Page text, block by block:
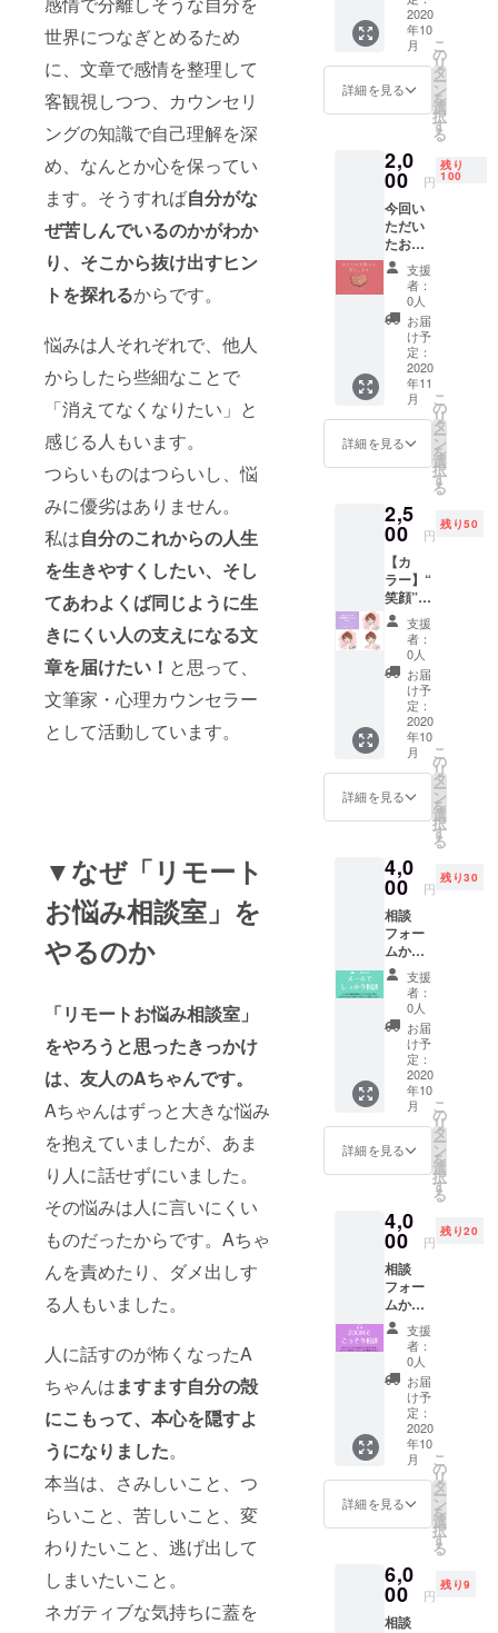
世界につなぎとめるため
に、文章で感情を整理して
客観視しつつ、カウンセリ
ングの知識で自己理解を深
め、なんとか心を保ってい
ます。そうすれば自分がな
ぜ苦しんでいるのかがわか
り、そこから抜け出すヒン
トを探れるからです。
悩みは人それぞれで、他人
からしたら些細なことで
「消えてなくなりたい」と
感じる人もいます。
つらいものはつらいし、悩
みに優劣はありません。
私は自分のこれからの人生
を生きやすくしたい、そし
てあわよくば同じように生
きにくい人の支えになる文
章を届けたい！ と思って、
文筆家・心理カウンセラー
として活動しています。
▼なぜ「リモート
お悩み相談室」を
やるのか
「リモートお悩み相談室」
をやろうと思ったきっかけ
は、友人のAちゃんです。
Aちゃんはずっと大きな悩み
を抱えていましたが、あま
り人に話せずにいました。
その悩みは人に言いにくい
ものだったからです。Aちゃ
んを責めたり、ダメ出しす
る人もいました。
人に話すのが怖くなったA
ちゃんはますます自分の殻
にこもって、本心を隠すよ
うになりました。
本当は、さみしいこと、つ
らいこと、苦しいこと、変
わりたいこと、逃げ出して
しまいたいこと。
ネガティブな気持ちに蓋を
を専攻し、
心理カウン
セラー資格
を取得した
ことから、
いたコミュ
ニケーショ
ンを取材や
広告制作で
も活用す
る。
2019年春に
令和ベイ
ビーを出産
し、一児の
母に。ベ
ビーシッ
ターを活用
して出産初
続け、新し
い働き方を
模索中。
メール
にてお
写真を
お送り
いただ
す。 ※
背景色
や名前
の有無
はご指
定いた
だけま
す。 ※
オプ
ション
のた
め、似
顔絵の
みのご
購入は
ご遠慮
くださ
おりま
せん。
※ギフト
可
お答え
しま
す。 ※
約300字
の
ショー
トコラ
ます ※
プロ
ジェク
ト終了
後に、
メール
にて相
フォー
ムをお
送りし
ます ※
性別・
年齢・
相談内
容は不
問です
ントを
書いて
いただ
いた方
には、
プロ
ジェク
ト終了
後に
momo
mospar
kleさん
のイラ
スト
カード
～元気
が出る
メール
でお届
けしま
す。
2020
年10
月
詳細を見る
こ
の
リ
タ
ー
ン
を
選
択
す
る
2,0
00 円
残り
100
今回い
ただい
たお悩
みをす
べて1冊
に！
momo
mospar
kle（モ
モモス
パーク
ル）さ
んのイ
ラスト
ととも
に、小
してお
届けし
ます。
お悩み
相談本
+心が明
るくな
るポジ
ティブ
カード
（しお
り）の
セット
でお届
けしま
す。 末
尾にク
を入れ
られま
すの
で、ご
希望の
方は備
考欄に
「クレ
ジット
希望」
とお入
れくだ
さい。
※こちら
はお悩
み相談
した方
です。
単品で
のご購
入はお
控えく
ださ
い。
支援
者：
0人
お届
け予
定：
2020
年11
月
詳細を見る
こ
の
リ
タ
ー
ン
を
選
択
す
る
2,5
00 円
残り50
【カ
ラー】“
笑顔”の
似顔絵
イラス
トレー
ター・
漫画家
momo
mospar
kleさん
が、心
が明る
くな
る“笑
顔絵ア
イコン
（200×
200px
）1点を
制作し
ます。
※プロ
ジェク
ト終了
後、
メール
にてお
写真を
お送り
いただ
いてか
背景色
や名前
の有無
はご指
定いた
だけま
す。 ※
オプ
ション
のた
め、似
顔絵の
みのご
購入は
ご遠慮
くださ
い。 ※
せん。
※ギフト
可
支援
者：
0人
お届
け予
定：
2020
年10
月
詳細を見る
こ
の
リ
タ
ー
ン
を
選
択
す
る
4,0
00 円
残り30
相談
フォー
ムから
相談
→note
にてオ
リジナ
ルイラ
スト付
きコラ
ムでお
答えし
ます。
※約
2,000字
のコラ
ジナル
イラス
トでコ
ンテン
ツ化し
ます ※
プロ
ジェク
ト終了
後に、
メール
にて相
フォー
ムをお
送りし
ます ※
容は不
問です
※ギフト
可 ※応
支援
者：
0人
お届
け予
定：
2020
年10
月
詳細を見る
こ
の
リ
タ
ー
ン
を
選
択
す
る
4,0
00 円
残り20
相談
フォー
ムから
相談
+Zoom
でカウ
ンセリ
ング
（40
分） ※
コンテ
ンツ化
しない
クロー
ズドな
プラン
※Zoom
以外の
ツール
でも大
支援
者：
0人
お届
け予
定：
2020
年10
月
詳細を見る
こ
の
リ
タ
ー
ン
を
選
択
す
る
6,0
00 円
残り9
相談